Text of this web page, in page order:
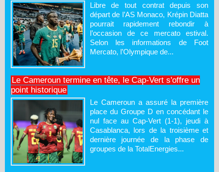
Libre de tout contrat depuis son
départ de l’AS Monaco, Krépin Diatta
pourrait rapidement rebondir à
l’occasion de ce mercato estival.
Selon les informations de Foot
Mercato, l’Olympique de...
Le Cameroun termine en tête, le Cap-Vert s'offre un
point historique
Le Cameroun a assuré la première
place du Groupe D en concédant le
nul face au Cap-Vert (1-1), jeudi à
Casablanca, lors de la troisième et
dernière journée de la phase de
groupes de la TotalEnergies...